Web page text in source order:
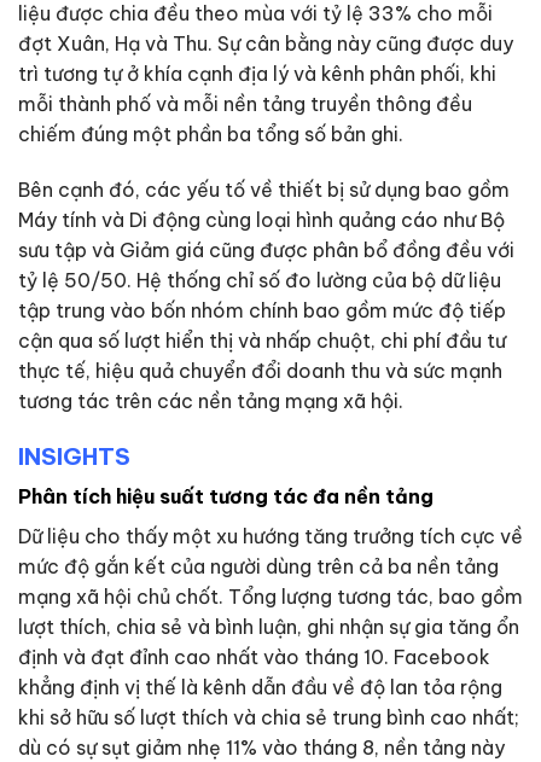
liệu được chia đều theo mùa với tỷ lệ 33% cho mỗi
đợt Xuân, Hạ và Thu. Sự cân bằng này cũng được duy
trì tương tự ở khía cạnh địa lý và kênh phân phối, khi
mỗi thành phố và mỗi nền tảng truyền thông đều
chiếm đúng một phần ba tổng số bản ghi.
Bên cạnh đó, các yếu tố về thiết bị sử dụng bao gồm
Máy tính và Di động cùng loại hình quảng cáo như Bộ
sưu tập và Giảm giá cũng được phân bổ đồng đều với
tỷ lệ 50/50. Hệ thống chỉ số đo lường của bộ dữ liệu
tập trung vào bốn nhóm chính bao gồm mức độ tiếp
cận qua số lượt hiển thị và nhấp chuột, chi phí đầu tư
thực tế, hiệu quả chuyển đổi doanh thu và sức mạnh
tương tác trên các nền tảng mạng xã hội.
INSIGHTS
Phân tích hiệu suất tương tác đa nền tảng
Dữ liệu cho thấy một xu hướng tăng trưởng tích cực về
mức độ gắn kết của người dùng trên cả ba nền tảng
mạng xã hội chủ chốt. Tổng lượng tương tác, bao gồm
lượt thích, chia sẻ và bình luận, ghi nhận sự gia tăng ổn
định và đạt đỉnh cao nhất vào tháng 10. Facebook
khẳng định vị thế là kênh dẫn đầu về độ lan tỏa rộng
khi sở hữu số lượt thích và chia sẻ trung bình cao nhất;
dù có sự sụt giảm nhẹ 11% vào tháng 8, nền tảng này